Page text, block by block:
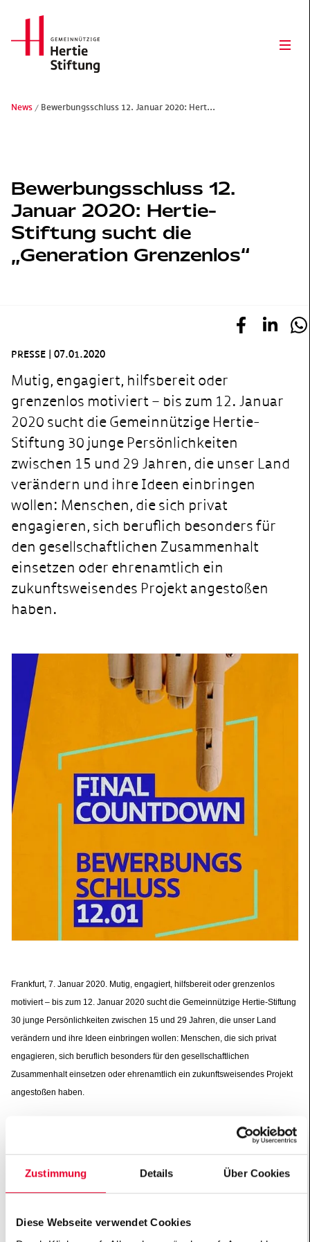
Zustimmung Details Über Cookies
Diese Webseite verwendet Cookies
Hertie Stiftung Logo
News Bewerbungsschluss 12. Januar 2020: Hert...
Bewerbungsschluss 12.
Januar 2020: Hertie-
Stiftung sucht die
„Generation Grenzenlos“
PRESSE 07.01.2020
Mutig, engagiert, hilfsbereit oder
grenzenlos motiviert – bis zum 12. Januar
2020 sucht die Gemeinnützige Hertie-
Stiftung 30 junge Persönlichkeiten
zwischen 15 und 29 Jahren, die unser Land
verändern und ihre Ideen einbringen
wollen: Menschen, die sich privat
engagieren, sich beruflich besonders für
den gesellschaftlichen Zusammenhalt
einsetzen oder ehrenamtlich ein
zukunftsweisendes Projekt angestoßen
haben.
Frankfurt, 7. Januar 2020. Mutig, engagiert, hilfsbereit oder grenzenlos
motiviert – bis zum 12. Januar 2020 sucht die Gemeinnützige Hertie-Stiftung
30 junge Persönlichkeiten zwischen 15 und 29 Jahren, die unser Land
verändern und ihre Ideen einbringen wollen: Menschen, die sich privat
engagieren, sich beruflich besonders für den gesellschaftlichen
Zusammenhalt einsetzen oder ehrenamtlich ein zukunftsweisendes Projekt
angestoßen haben.
herausragendes Engagement sichtbar machen und andere zum Handeln
inspirieren. Denn 2020 leben fast 25 Millionen Menschen in Deutschland,
die die Teilung und das mutige, Grenzen überwindende Engagement vor der
Wiedervereinigung nicht selbst miterlebt haben: Wenn sich viele für eine